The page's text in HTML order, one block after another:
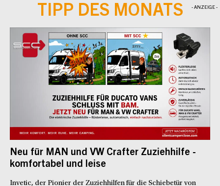
- ANZEIGE -
TIPP DES MONATS
Neu für MAN und VW Crafter Zuziehhilfe -
komfortabel und leise
Invetic, der Pionier der Zuziehhilfen für die Schiebetür von